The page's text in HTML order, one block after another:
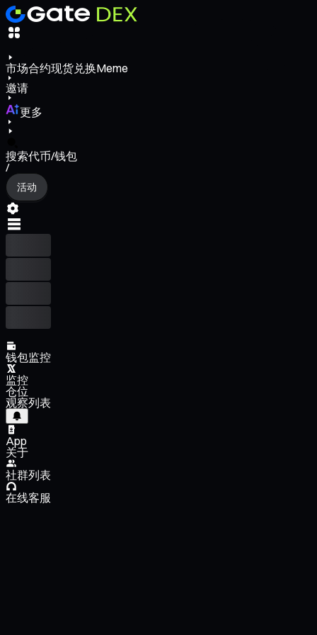
市场合约现货兑换Meme
邀请
更多
搜索代币/钱包
/
活动
钱包监控
监控
仓位
观察列表
App
关于
社群列表
在线客服